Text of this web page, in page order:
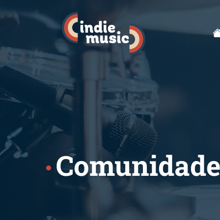
Comunidade